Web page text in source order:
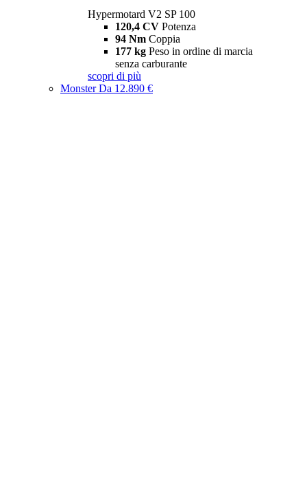
Hypermotard V2 SP 100
120,4 CV Potenza
94 Nm Coppia
177 kg Peso in ordine di marcia
senza carburante
scopri di più
MonsterDa 12.890 €